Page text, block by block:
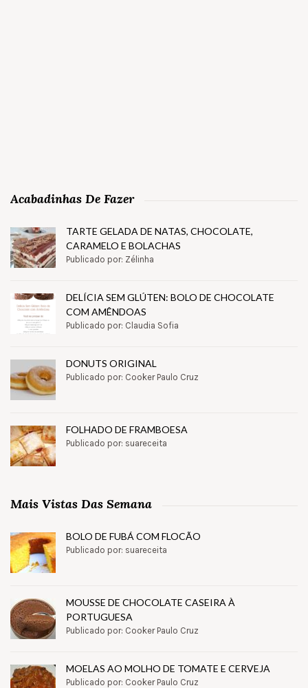
Acabadinhas De Fazer
TARTE GELADA DE NATAS, CHOCOLATE,
CARAMELO E BOLACHAS
Publicado por: Zélinha
DELÍCIA SEM GLÚTEN: BOLO DE CHOCOLATE
COM AMÊNDOAS
Publicado por: Claudia Sofia
DONUTS ORIGINAL
Publicado por: Cooker Paulo Cruz
FOLHADO DE FRAMBOESA
Publicado por: suareceita
Mais Vistas Das Semana
BOLO DE FUBÁ COM FLOCÃO
Publicado por: suareceita
MOUSSE DE CHOCOLATE CASEIRA À
PORTUGUESA
Publicado por: Cooker Paulo Cruz
MOELAS AO MOLHO DE TOMATE E CERVEJA
Publicado por: Cooker Paulo Cruz